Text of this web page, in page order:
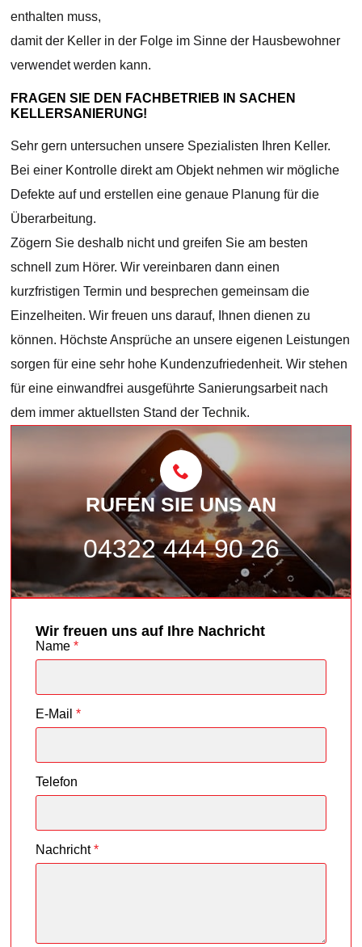
enthalten muss,
damit der Keller in der Folge im Sinne der Hausbewohner
verwendet werden kann.
FRAGEN SIE DEN FACHBETRIEB IN SACHEN
KELLERSANIERUNG!
Sehr gern untersuchen unsere Spezialisten Ihren Keller.
Bei einer Kontrolle direkt am Objekt nehmen wir mögliche
Defekte auf und erstellen eine genaue Planung für die
Überarbeitung.
Zögern Sie deshalb nicht und greifen Sie am besten
schnell zum Hörer. Wir vereinbaren dann einen
kurzfristigen Termin und besprechen gemeinsam die
Einzelheiten. Wir freuen uns darauf, Ihnen dienen zu
können. Höchste Ansprüche an unsere eigenen Leistungen
sorgen für eine sehr hohe Kundenzufriedenheit. Wir stehen
für eine einwandfrei ausgeführte Sanierungsarbeit nach
dem immer aktuellsten Stand der Technik.
RUFEN SIE UNS AN
04322 444 90 26
Wir freuen uns auf Ihre Nachricht
Name *
E-Mail *
Telefon
Nachricht *